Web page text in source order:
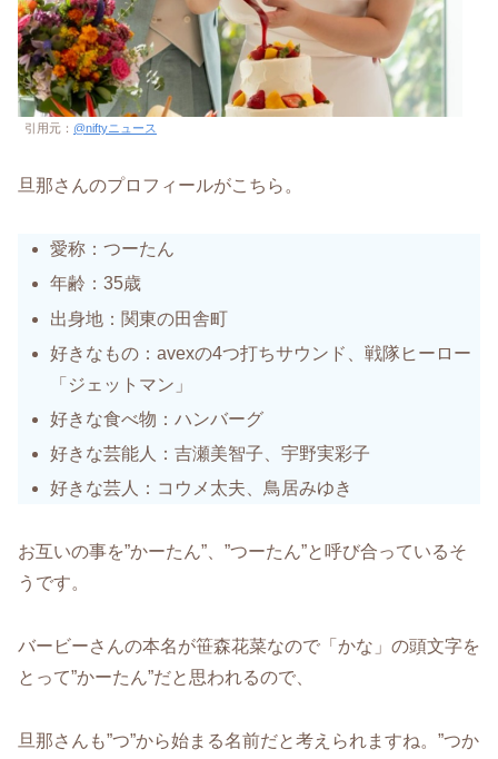
引用元： @niftyニュース
旦那さんのプロフィールがこちら。
愛称：つーたん
年齢：35歳
出身地：関東の田舎町
好きなもの：avexの4つ打ちサウンド、戦隊ヒーロー
「ジェットマン」
好きな食べ物：ハンバーグ
好きな芸能人：吉瀬美智子、宇野実彩子
好きな芸人：コウメ太夫、鳥居みゆき
お互いの事を”かーたん”、”つーたん”と呼び合っているそ
うです。
バービーさんの本名が笹森花菜なので「かな」の頭文字を
とって”かーたん”だと思われるので、
旦那さんも”つ”から始まる名前だと考えられますね。”つか